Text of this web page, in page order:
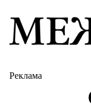
Реклама